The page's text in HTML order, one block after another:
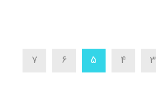
3
4
5
6
7